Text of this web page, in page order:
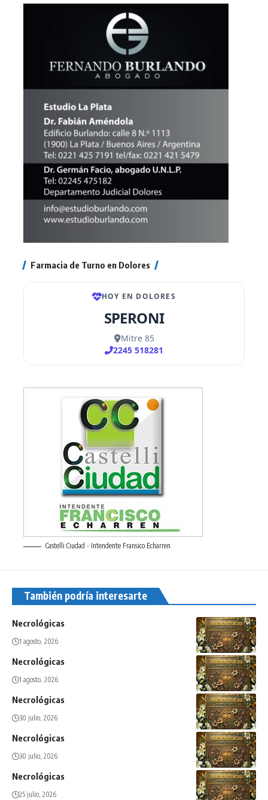
Farmacia de Turno en Dolores
Castelli Ciudad - Intendente Fransico Echarren
También podría interesarte
Necrológicas
1 agosto, 2026
Necrológicas
1 agosto, 2026
Necrológicas
30 julio, 2026
Necrológicas
30 julio, 2026
Necrológicas
25 julio, 2026